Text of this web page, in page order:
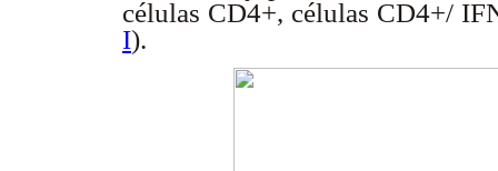
células CD4+, células CD4+/
I).